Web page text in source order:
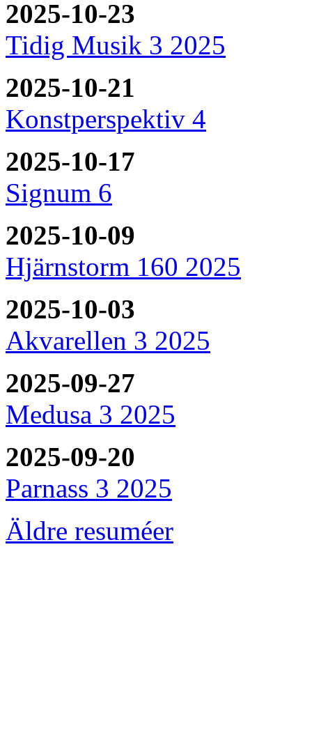
2025-10-23
Tidig Musik 3 2025
2025-10-21
Konstperspektiv 4
2025-10-17
Signum 6
2025-10-09
Hjärnstorm 160 2025
2025-10-03
Akvarellen 3 2025
2025-09-27
Medusa 3 2025
2025-09-20
Parnass 3 2025
Äldre resuméer